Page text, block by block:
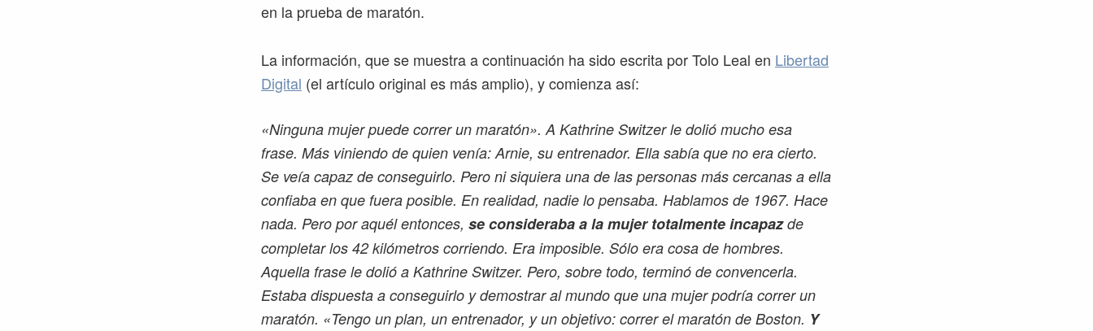
en la prueba de maratón.
La información, que se muestra a continuación ha sido escrita por Tolo Leal en Libertad
Digital (el artículo original es más amplio), y comienza así:
«Ninguna mujer puede correr un maratón». A Kathrine Switzer le dolió mucho esa
frase. Más viniendo de quien venía: Arnie, su entrenador. Ella sabía que no era cierto.
Se veía capaz de conseguirlo. Pero ni siquiera una de las personas más cercanas a ella
confiaba en que fuera posible. En realidad, nadie lo pensaba. Hablamos de 1967. Hace
nada. Pero por aquél entonces, se consideraba a la mujer totalmente incapazde
completar los 42 kilómetros corriendo. Era imposible. Sólo era cosa de hombres.
Aquella frase le dolió a Kathrine Switzer. Pero, sobre todo, terminó de convencerla.
Estaba dispuesta a conseguirlo y demostrar al mundo que una mujer podría correr un
maratón. «Tengo un plan, un entrenador, y un objetivo: correr el maratón de Boston. Y